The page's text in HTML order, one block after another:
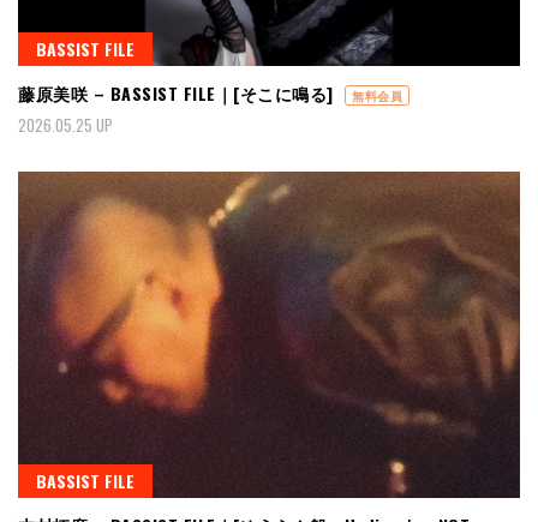
BASSIST FILE
藤原美咲 – BASSIST FILE｜[そこに鳴る]
無料会員
2026.05.25 UP
BASSIST FILE